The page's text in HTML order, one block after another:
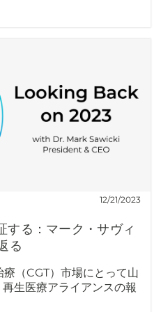
12/21/2023
る：マーク・サヴィ
る
（CGT）市場にとって山
生医療アライアンスの報